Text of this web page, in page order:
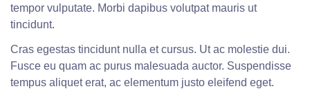
tempor vulputate. Morbi dapibus volutpat mauris ut
tincidunt.
Cras egestas tincidunt nulla et cursus. Ut ac molestie dui.
Fusce eu quam ac purus malesuada auctor. Suspendisse
tempus aliquet erat, ac elementum justo eleifend eget.